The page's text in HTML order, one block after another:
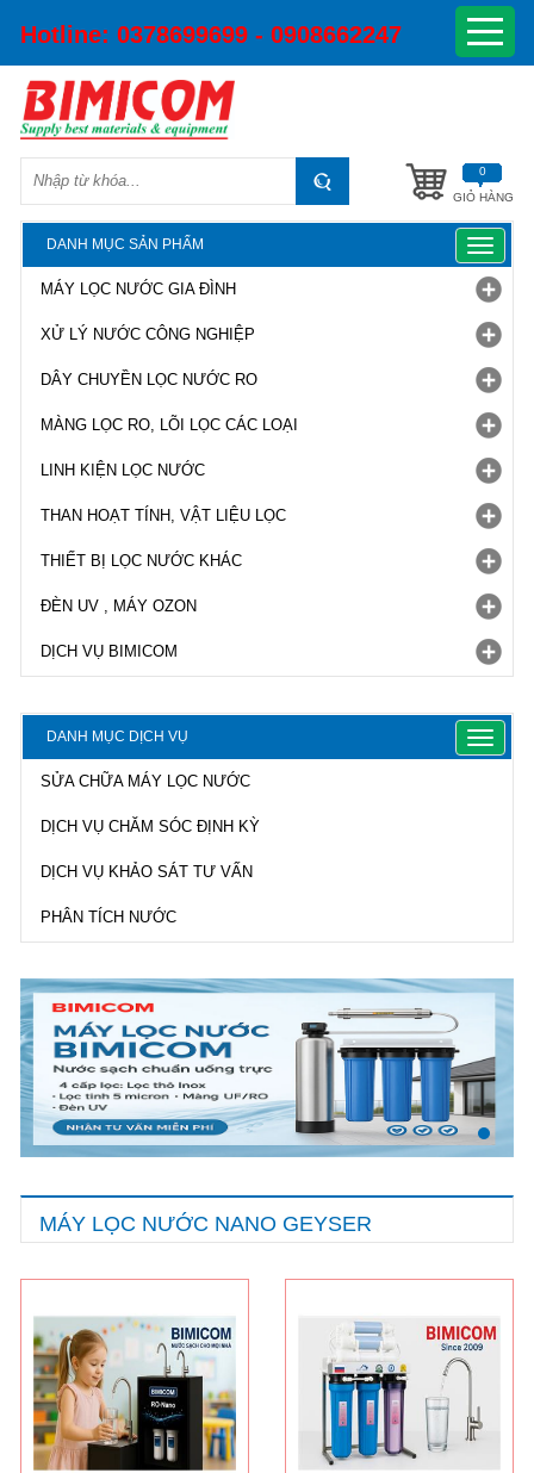
Hotline: 0378699699 - 0908662247
GIỎ HÀNG
0
DANH MỤC SẢN PHẨM
Toggle
MÁY LỌC NƯỚC GIA ĐÌNH
XỬ LÝ NƯỚC CÔNG NGHIỆP
DÂY CHUYỀN LỌC NƯỚC RO
MÀNG LỌC RO, LÕI LỌC CÁC LOẠI
LINH KIỆN LỌC NƯỚC
THAN HOẠT TÍNH, VẬT LIỆU LỌC
THIẾT BỊ LỌC NƯỚC KHÁC
ĐÈN UV , MÁY OZON
DỊCH VỤ BIMICOM
DANH MỤC DỊCH VỤ
Toggle
SỬA CHỮA MÁY LỌC NƯỚC
DỊCH VỤ CHĂM SÓC ĐỊNH KỲ
DỊCH VỤ KHẢO SÁT TƯ VẤN
PHÂN TÍCH NƯỚC
MÁY LỌC NƯỚC NANO GEYSER